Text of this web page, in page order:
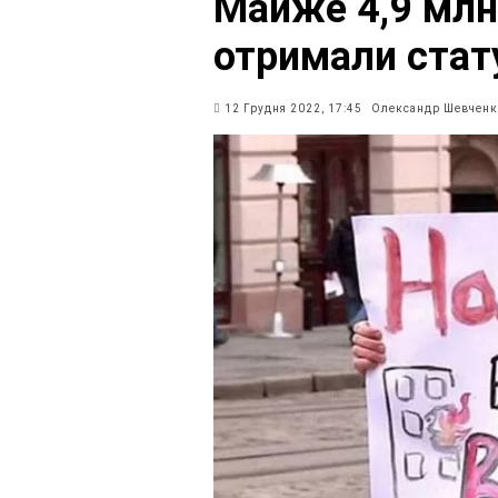
отримали
12 Грудня 2022, 17:45 Олександр